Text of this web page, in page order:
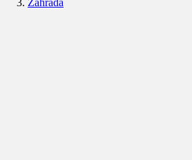
Zahrada